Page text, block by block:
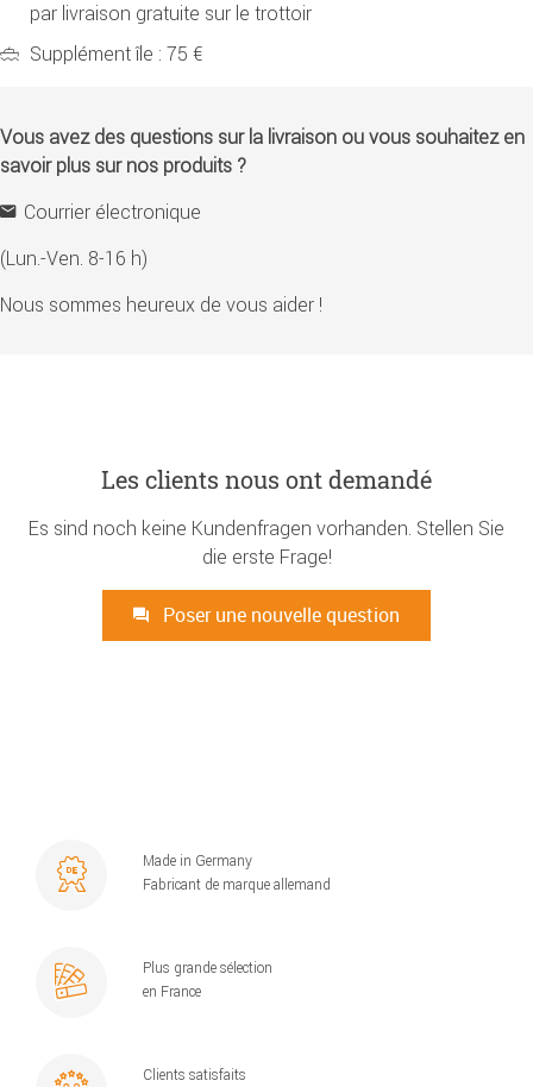
par livraison gratuite sur le trottoir
Supplément île : 75 €
Vous avez des questions sur la livraison ou vous souhaitez en
savoir plus sur nos produits ?
Courrier électronique
(Lun.-Ven. 8-16 h)
Nous sommes heureux de vous aider !
Les clients nous ont demandé
Es sind noch keine Kundenfragen vorhanden. Stellen Sie
die erste Frage!
Poser une nouvelle question
Made in Germany
Fabricant de marque allemand
Plus grande sélection
en France
Clients satisfaits